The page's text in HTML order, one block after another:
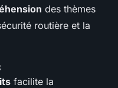
des thèmes
routière et la
facilite la